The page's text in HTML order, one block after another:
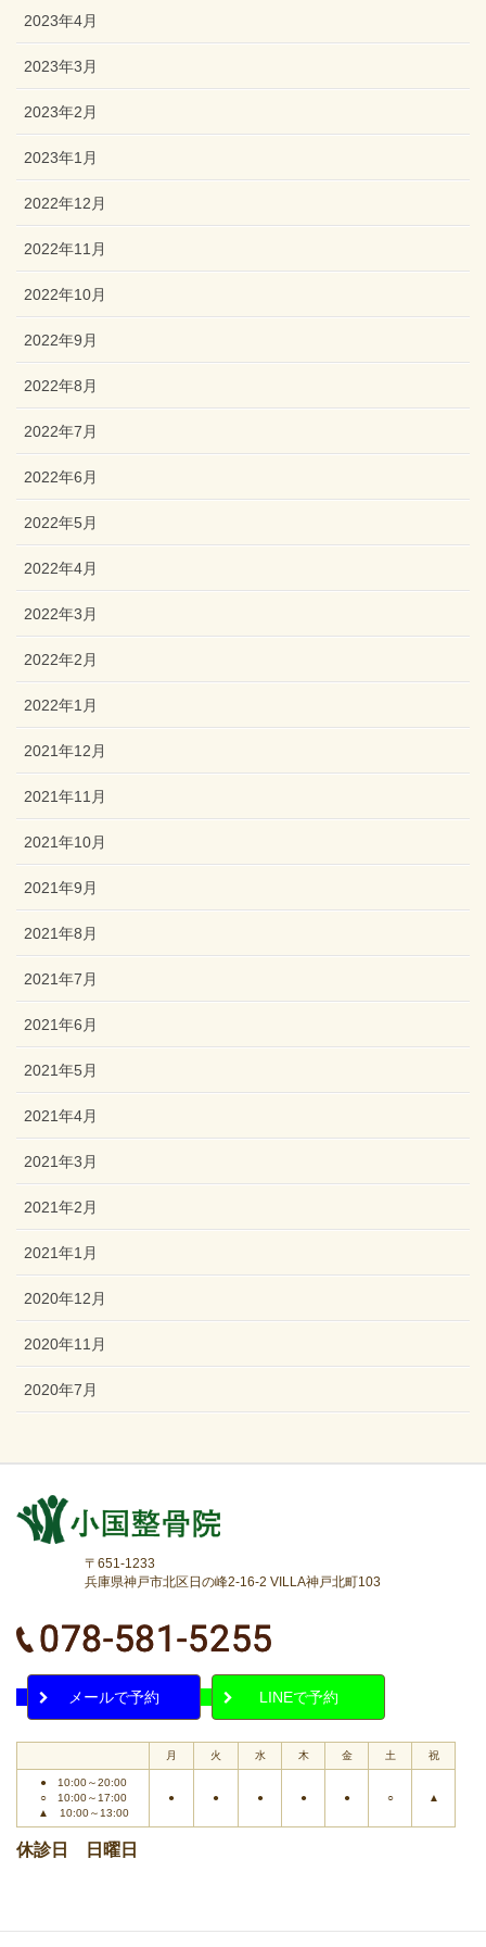
2023年4月
2023年3月
2023年2月
2023年1月
2022年12月
2022年11月
2022年10月
2022年9月
2022年8月
2022年7月
2022年6月
2022年5月
2022年4月
2022年3月
2022年2月
2022年1月
2021年12月
2021年11月
2021年10月
2021年9月
2021年8月
2021年7月
2021年6月
2021年5月
2021年4月
2021年3月
2021年2月
2021年1月
2020年12月
2020年11月
2020年7月
〒651-1233
兵庫県神戸市北区日の峰2-16-2 VILLA神戸北町103
メールで予約 LINEで予約
月 火 水 木 金 土 祝
● 10:00～20:00
○ 10:00～17:00
▲ 10:00～13:00
● ● ● ● ● ○ ▲
休診日 日曜日